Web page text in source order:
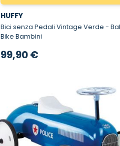
HUFFY
Bici senza Pedali Vintage Verde - Balance
Bike Bambini
99,90 €